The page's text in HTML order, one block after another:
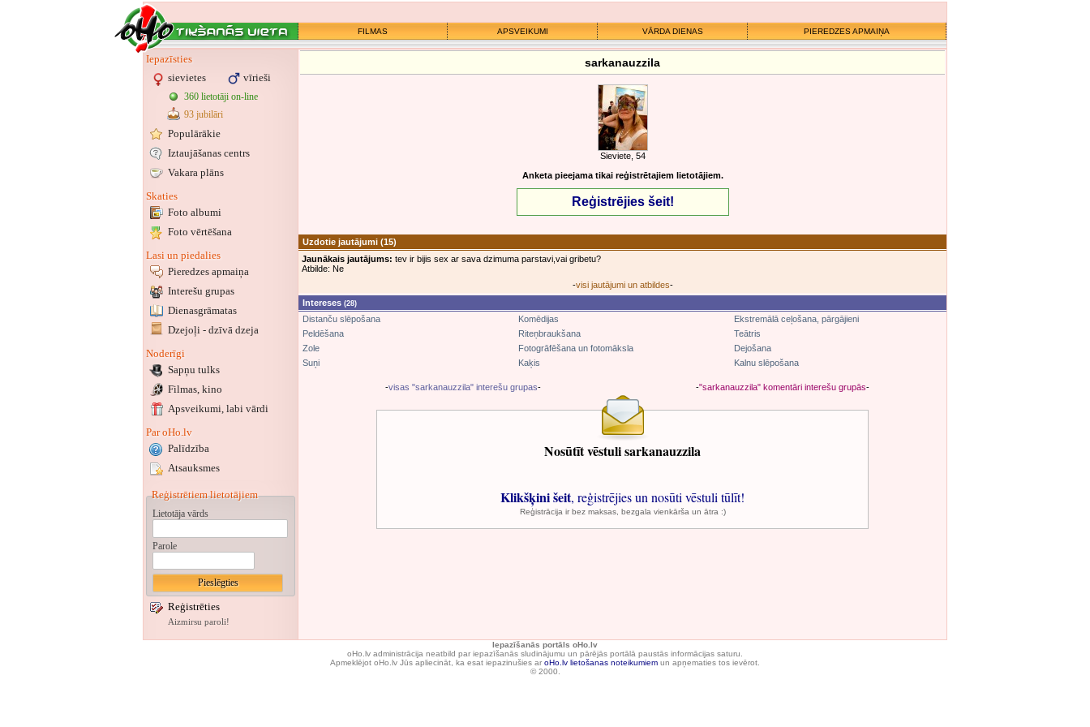
FILMAS APSVEIKUMI VĀRDA DIENAS PIEREDZES APMAIŅA
Iepazīsties
sievietes
vīrieši
360 lietotāji on-line
93 jubilāri
Populārākie
Iztaujāšanas centrs
Vakara plāns
Skaties
Foto albumi
Foto vērtēšana
Lasi un piedalies
Pieredzes apmaiņa
Interešu grupas
Dienasgrāmatas
Dzejoļi - dzīvā dzeja
Noderīgi
Sapņu tulks
Filmas, kino
Apsveikumi, labi vārdi
Par oHo.lv
Palīdzība
Atsauksmes
Reģistrētiem lietotājiem
Lietotāja vārds
Parole
Reģistrēties
Aizmirsu paroli!
sarkanauzzila
Sieviete, 54
Anketa pieejama tikai reģistrētajiem lietotājiem.
Reģistrējies šeit!
Uzdotie jautājumi (15)
Jaunākais jautājums: tev ir bijis sex ar sava dzimuma parstavi,vai gribetu?
Atbilde: Ne
-visi jautājumi un atbildes-
Intereses (28)
Distanču slēpošana Komēdijas
Ekstremālā ceļošana, pārgājieni
Peldēšana
Riteņbraukšana
Teātris
Zole
Fotogrāfēšana un fotomāksla
Dejošana
Suņi
Kaķis Kalnu slēpošana
-visas "sarkanauzzila" interešu grupas- -"sarkanauzzila" komentāri interešu grupās-
Nosūtīt vēstuli sarkanauzzila
Klikšķini šeit, reģistrējies un nosūti vēstuli tūlīt!
Reģistrācija ir bez maksas, bezgala vienkārša un ātra :)
Iepazīšanās portāls oHo.lv
oHo.lv administrācija neatbild par iepazīšanās sludinājumu un pārējās portālā paustās informācijas saturu.
Apmeklējot oHo.lv Jūs apliecināt, ka esat iepazinušies ar oHo.lv lietošanas noteikumiem un apņematies tos ievērot.
© 2000.